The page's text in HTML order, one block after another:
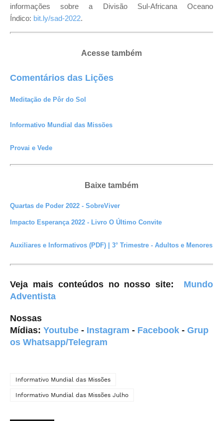
informações sobre a Divisão Sul-Africana Oceano
Índico: bit.ly/sad-2022.
Acesse também
Comentários das Lições
Meditação de Pôr do Sol
Informativo Mundial das Missões
Provai e Vede
Baixe também
Quartas de Poder 2022 - SobreViver
Impacto Esperança 2022 - Livro O Último Convite
Auxiliares e Informativos (PDF) | 3° Trimestre - Adultos e Menores
Veja mais conteúdos no nosso site:
Mundo
Adventista
Nossas
Mídias: Youtube - Instagram - Facebook - Grup
os Whatsapp/Telegram
Informativo Mundial das Missões
Informativo Mundial das Missões Julho